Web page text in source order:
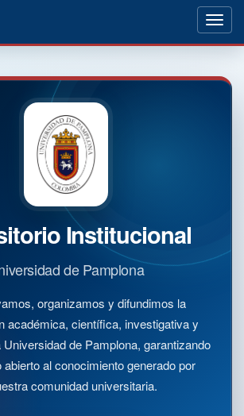
Institucional
de Pamplona
organizamos y difundimos la
académica, científica, investigativa y
Universidad de Pamplona, garantizando
al conocimiento generado por
comunidad universitaria.